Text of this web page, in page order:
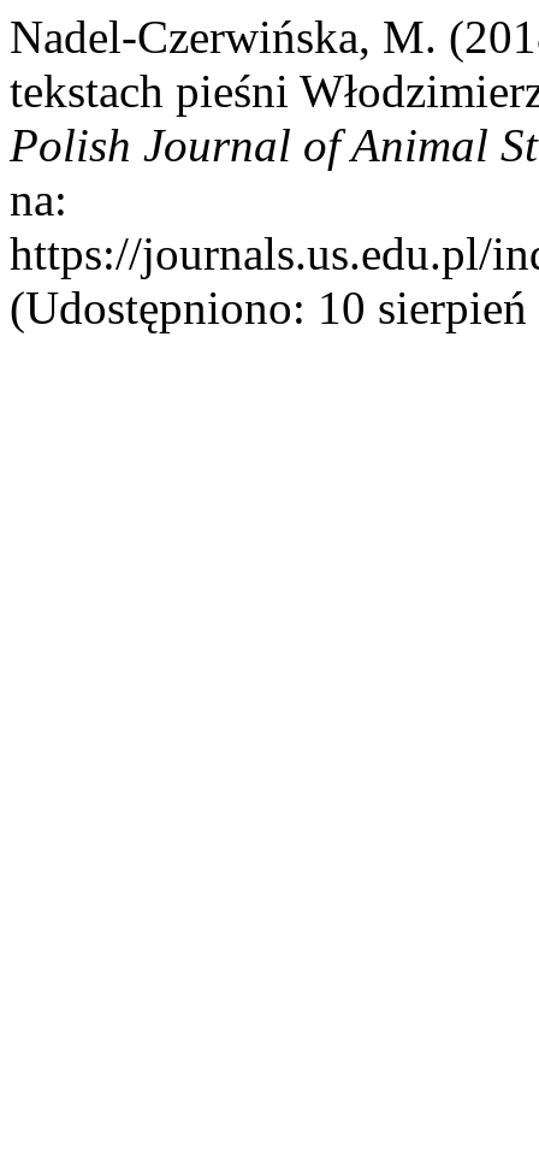
Nadel-Czerwińska, M.
tekstach pieśni
Polish Journal of Animal
na:
https://journals.us.edu.pl/
(Udostępniono: 10